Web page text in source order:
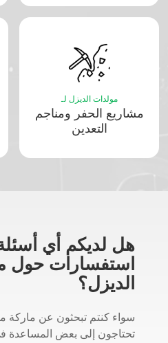
مولدات الديزل لـ
مشاريع الحفر ومناجم
التعدين
هل لديكم أي
استفسارات حول
الديزل؟
سواء كنتم تبحثون عن ماركة
تحتاجون إلى بعض المساعدة